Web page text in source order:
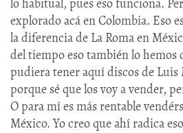
lo habitual, pues eso funciona.
explorado acá en Colombia. Eso
la diferencia de La Roma en
del tiempo eso también lo hemos
pudiera tener aquí discos de
porque sé que los voy a vender,
O para mí es más rentable
México. Yo creo que ahí radica